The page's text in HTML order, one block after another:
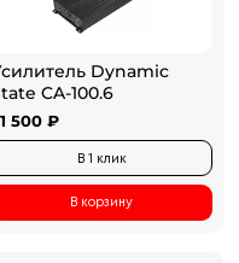
Dynamic
CA-100.6
500 ₽
В 1 клик
В корзину